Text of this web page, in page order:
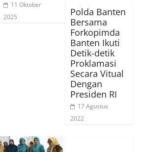
11 Oktober
2025
Polda Banten
Bersama
Forkopimda
Banten Ikuti
Detik-detik
Proklamasi
Secara Vitual
Dengan
Presiden RI
17 Agustus
2022